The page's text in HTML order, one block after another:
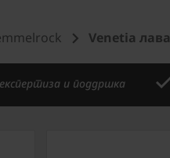
Venetia
и поддршка